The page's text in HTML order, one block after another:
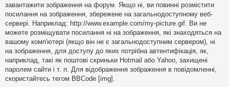
завантажити зображення на форум. Якщо ні, ви повинні розмістити
посилання на зображення, збережене на загальнодоступному веб-
сервері. Наприклад: http://www.example.com/my-picture.gif. Ви не
можете розміщувати посилання ні на зображення, які знаходяться на
вашому комп'ютері (якщо він не є загальнодоступним сервером), ні
на зображення, для доступу до яких потрібна автентифікація, як,
наприклад, такі як поштові скриньки Hotmail або Yahoo, захищені
паролем сайти і т. п. Для відображення зображення в повідомленні,
скористайтесь тегом BBCode [img].